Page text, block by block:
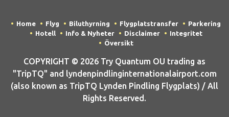
Home Flyg Biluthyrning Flygplatstransfer
Parkering
Hotell
Info & Nyheter Disclaimer
Integritet
Översikt
COPYRIGHT © 2026 Try Quantum OU trading as
"TripTQ" and lyndenpindlinginternationalairport.com
(also known as TripTQ Lynden Pindling Flygplats) / All
Rights Reserved.